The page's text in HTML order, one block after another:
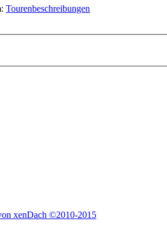
Tourenbeschreibungen
xenDach ©2010-2015